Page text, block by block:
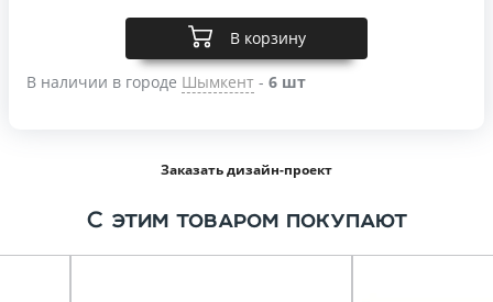
В корзину
В наличии в городе Шымкент - 6 шт
Заказать дизайн-проект
С этим товаром покупают